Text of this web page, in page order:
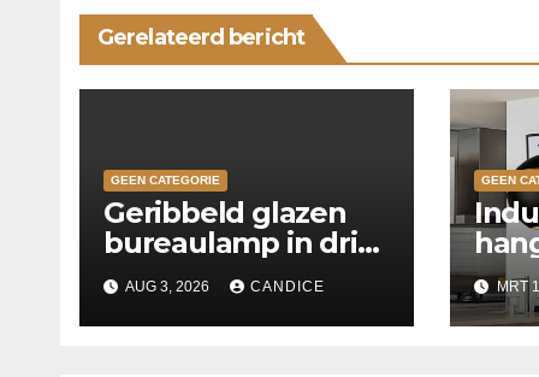
Gerelateerd bericht
GEEN CATEGORIE
Geribbeld glazen
bureaulamp in drie
kleuren
AUG 3, 2026 CANDICE
GEEN
MRT